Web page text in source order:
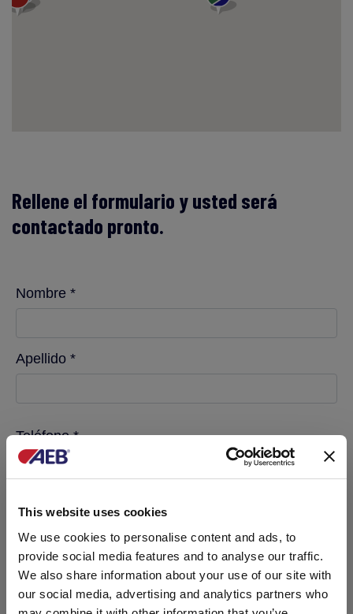
This website uses cookies
We use cookies to personalise content and ads, to
provide social media features and to analyse our traffic.
We also share information about your use of our site with
our social media, advertising and analytics partners who
Rellene el formulario y usted será
contactado pronto.
Nombre *
Apellido *
Teléfono *
Sociedad *